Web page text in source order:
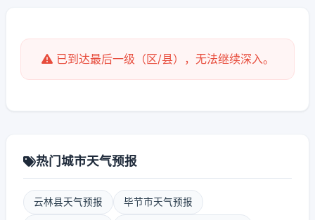
已到达最后一级（区/县），无法继续深入。
热门城市天气预报
云林县天气预报 毕节市天气预报